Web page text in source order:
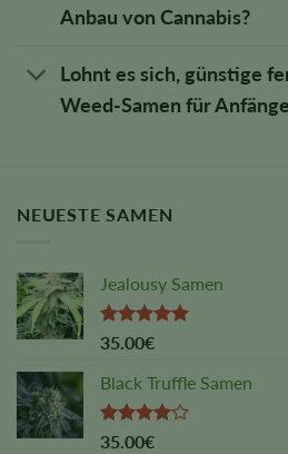
Anbau von Cannabis?
Lohnt es sich, günstige
Weed-Samen für
NEUESTE SAMEN
Jealousy Samen
Rated4.88
35.00€
Black Truffle Samen
Rated
35.00€